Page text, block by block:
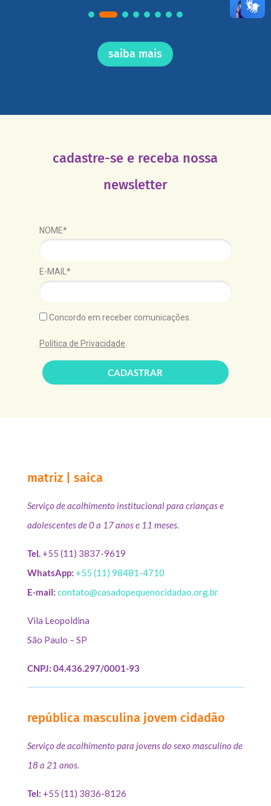
saiba mais
cadastre-se e receba nossa
newsletter
NOME*
E-MAIL*
Concordo em receber comunicações.
Política de Privacidade
CADASTRAR
matriz | saica
Serviço de acolhimento institucional para crianças e
adolescentes de 0 a 17 anos e 11 meses.
Tel.+55 (11) 3837-9619
WhatsApp: +55 (11) 98481-4710
E-mail: contato@casadopequenocidadao.org.br
Vila Leopoldina
São Paulo – SP
CNPJ: 04.436.297/0001-93
república masculina jovem cidadão
Serviço de acolhimento para jovens do sexo masculino de
18 a 21 anos.
Tel: +55 (11) 3836-8126